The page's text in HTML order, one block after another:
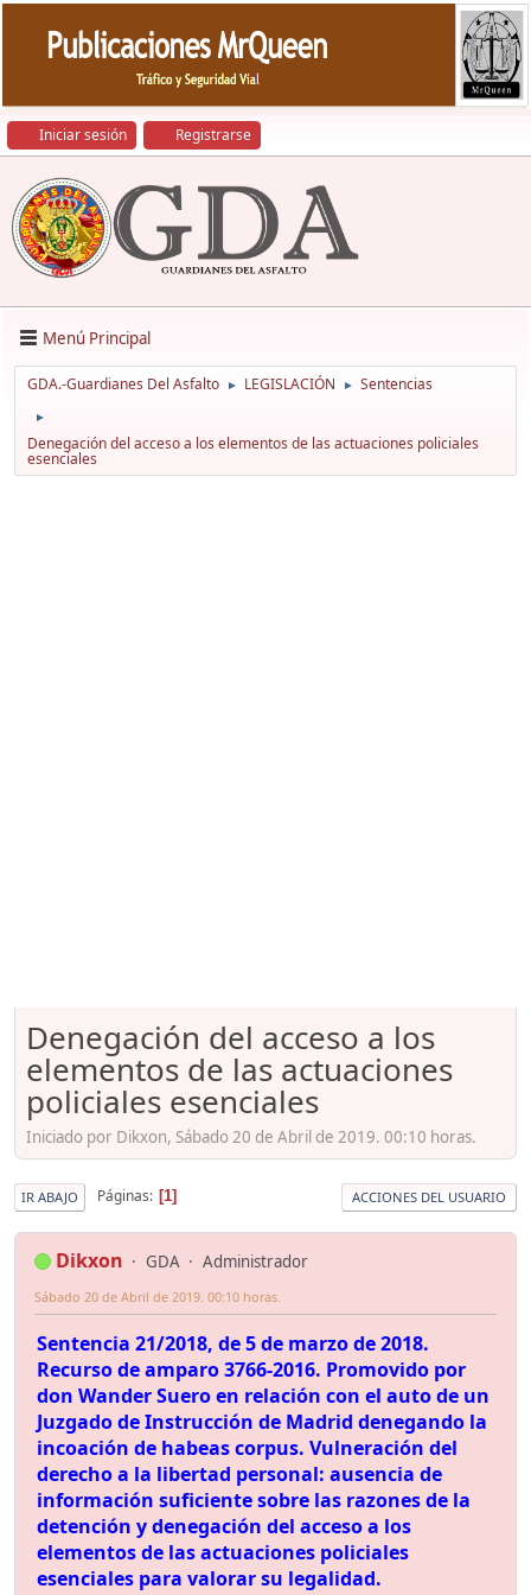
Iniciar sesión Registrarse
Menú Principal
GDA.-Guardianes Del Asfalto ► LEGISLACIÓN ► Sentencias
►
Denegación del acceso a los elementos de las actuaciones policiales
esenciales
Denegación del acceso a los
elementos de las actuaciones
policiales esenciales
Iniciado por Dikxon, Sábado 20 de Abril de 2019. 00:10 horas.
IR ABAJO Páginas 1 ACCIONES DEL USUARIO
Dikxon GDA Administrador
Sábado 20 de Abril de 2019. 00:10 horas.
Sentencia 21/2018, de 5 de marzo de 2018.
Recurso de amparo 3766-2016. Promovido por
don Wander Suero en relación con el auto de un
Juzgado de Instrucción de Madrid denegando la
incoación de habeas corpus. Vulneración del
derecho a la libertad personal: ausencia de
información suficiente sobre las razones de la
detención y denegación del acceso a los
elementos de las actuaciones policiales
esenciales para valorar su legalidad.